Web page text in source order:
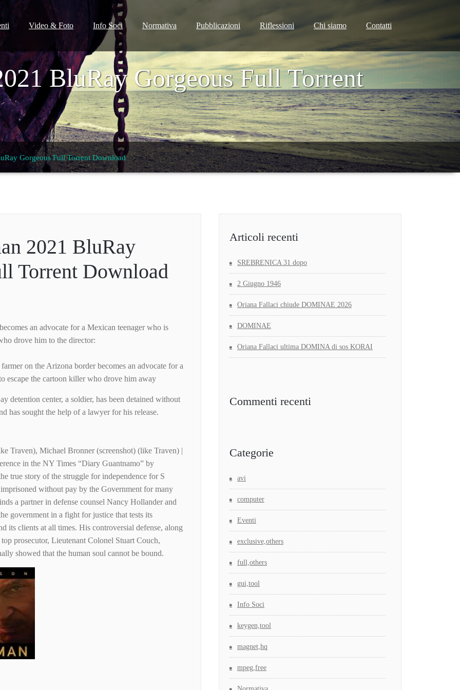
Video & Foto Info Soci Normativa Pubblicazioni Riflessioni Chi siamo Contatti
BluRay Gorgeous Full Torrent
Gorgeous Full Torrent Download
2021 BluRay
Torrent Download
an advocate for a Mexican teenager who is
drove him to the director:
on the Arizona border becomes an advocate for a
escape the cartoon killer who drove him away
detention center, a soldier, has been detained without
has sought the help of a lawyer for his release.
Traven), Michael Bronner (screenshot) (like Traven) |
in the NY Times “Diary Guantnamo” by
true story of the struggle for independence for S
without pay by the Government for many
a partner in defense counsel Nancy Hollander and
government in a fight for justice that tests its
its clients at all times. His controversial defense, along
prosecutor, Lieutenant Colonel Stuart Couch,
showed that the human soul cannot be bound.
Articoli recenti
SREBRENICA 31 dopo
2 Giugno 1946
Oriana Fallaci chiude DOMINAE 2026
DOMINAE
Oriana Fallaci ultima DOMINA di sos KORAI
Commenti recenti
Categorie
avi
computer
Eventi
exclusive,others
full,others
gui,tool
Info Soci
keygen,tool
magnet,hq
mpeg,free